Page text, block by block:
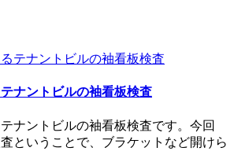
ナントビルの袖看板検査
ナントビルの袖看板検査です。今回
ということで、ブラケットなど開けら